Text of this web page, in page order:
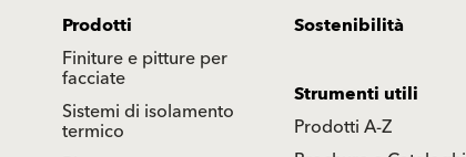
Prodotti
Finiture e pitture per
facciate
Sistemi di isolamento
termico
Sostenibilità
Strumenti utili
Prodotti A-Z